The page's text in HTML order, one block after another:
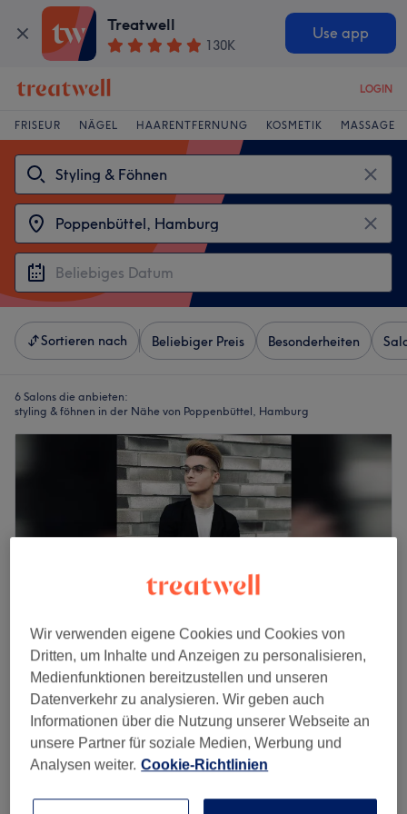
Treatwell
130K
Use app
LOGIN
FRISEUR NÄGEL HAARENTFERNUNG KOSMETIK MASSAGE
Sortieren nach Beliebiger Preis Besonderheiten
6 Salons die anbieten:
styling & föhnen in der Nähe von Poppenbüttel, Hamburg
Friseurmeister Sebastian Teetzen | Mobiler
Friseur in Hamburg & Salontermine in
Bramfeld
4,9
23 Bewertungen
Nebenzeiten
Wir verwenden eigene Cookies und Cookies von
Dritten, um Inhalte und Anzeigen zu personalisieren,
Medienfunktionen bereitzustellen und unseren
Datenverkehr zu analysieren. Wir geben auch
Informationen über die Nutzung unserer Webseite an
unsere Partner für soziale Medien, Werbung und
Analysen weiter. Cookie-Richtlinien